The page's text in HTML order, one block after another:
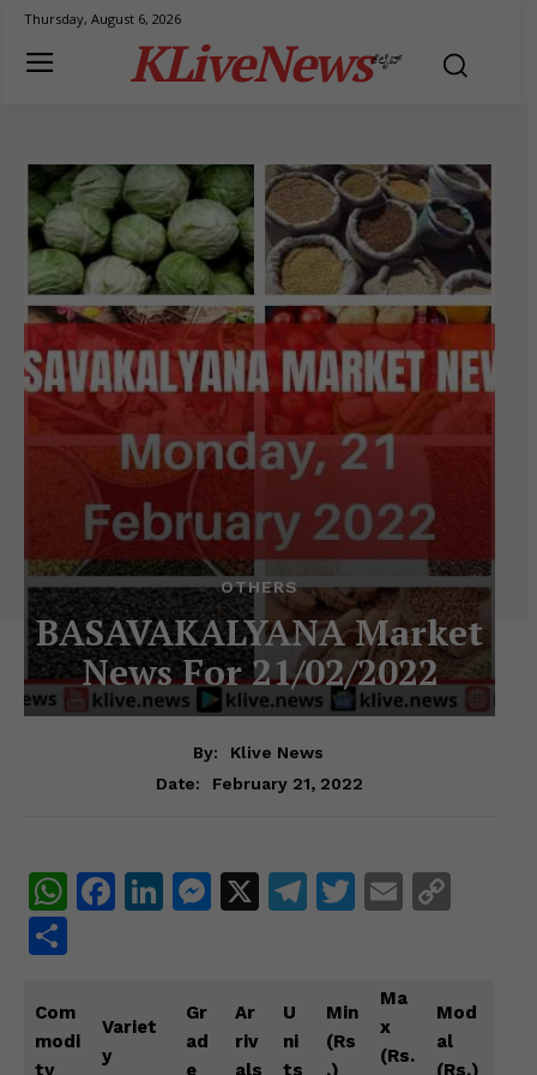
Thursday, August 6, 2026
KLiveNewsಕೆಲೈವ್
OTHERS
BASAVAKALYANA Market
News For 21/02/2022
By:
Klive News
Date:
February 21, 2022
W
s
A
F
b
Li
dI
M
X
T
gr
a
T
er
E
l
y
Li
ar
e
Com
modi
ty
Variet
y
Gr
ad
e
Ar
riv
als
U
ni
ts
Min
(Rs
.)
Ma
x
(Rs.
Mod
al
(Rs.)